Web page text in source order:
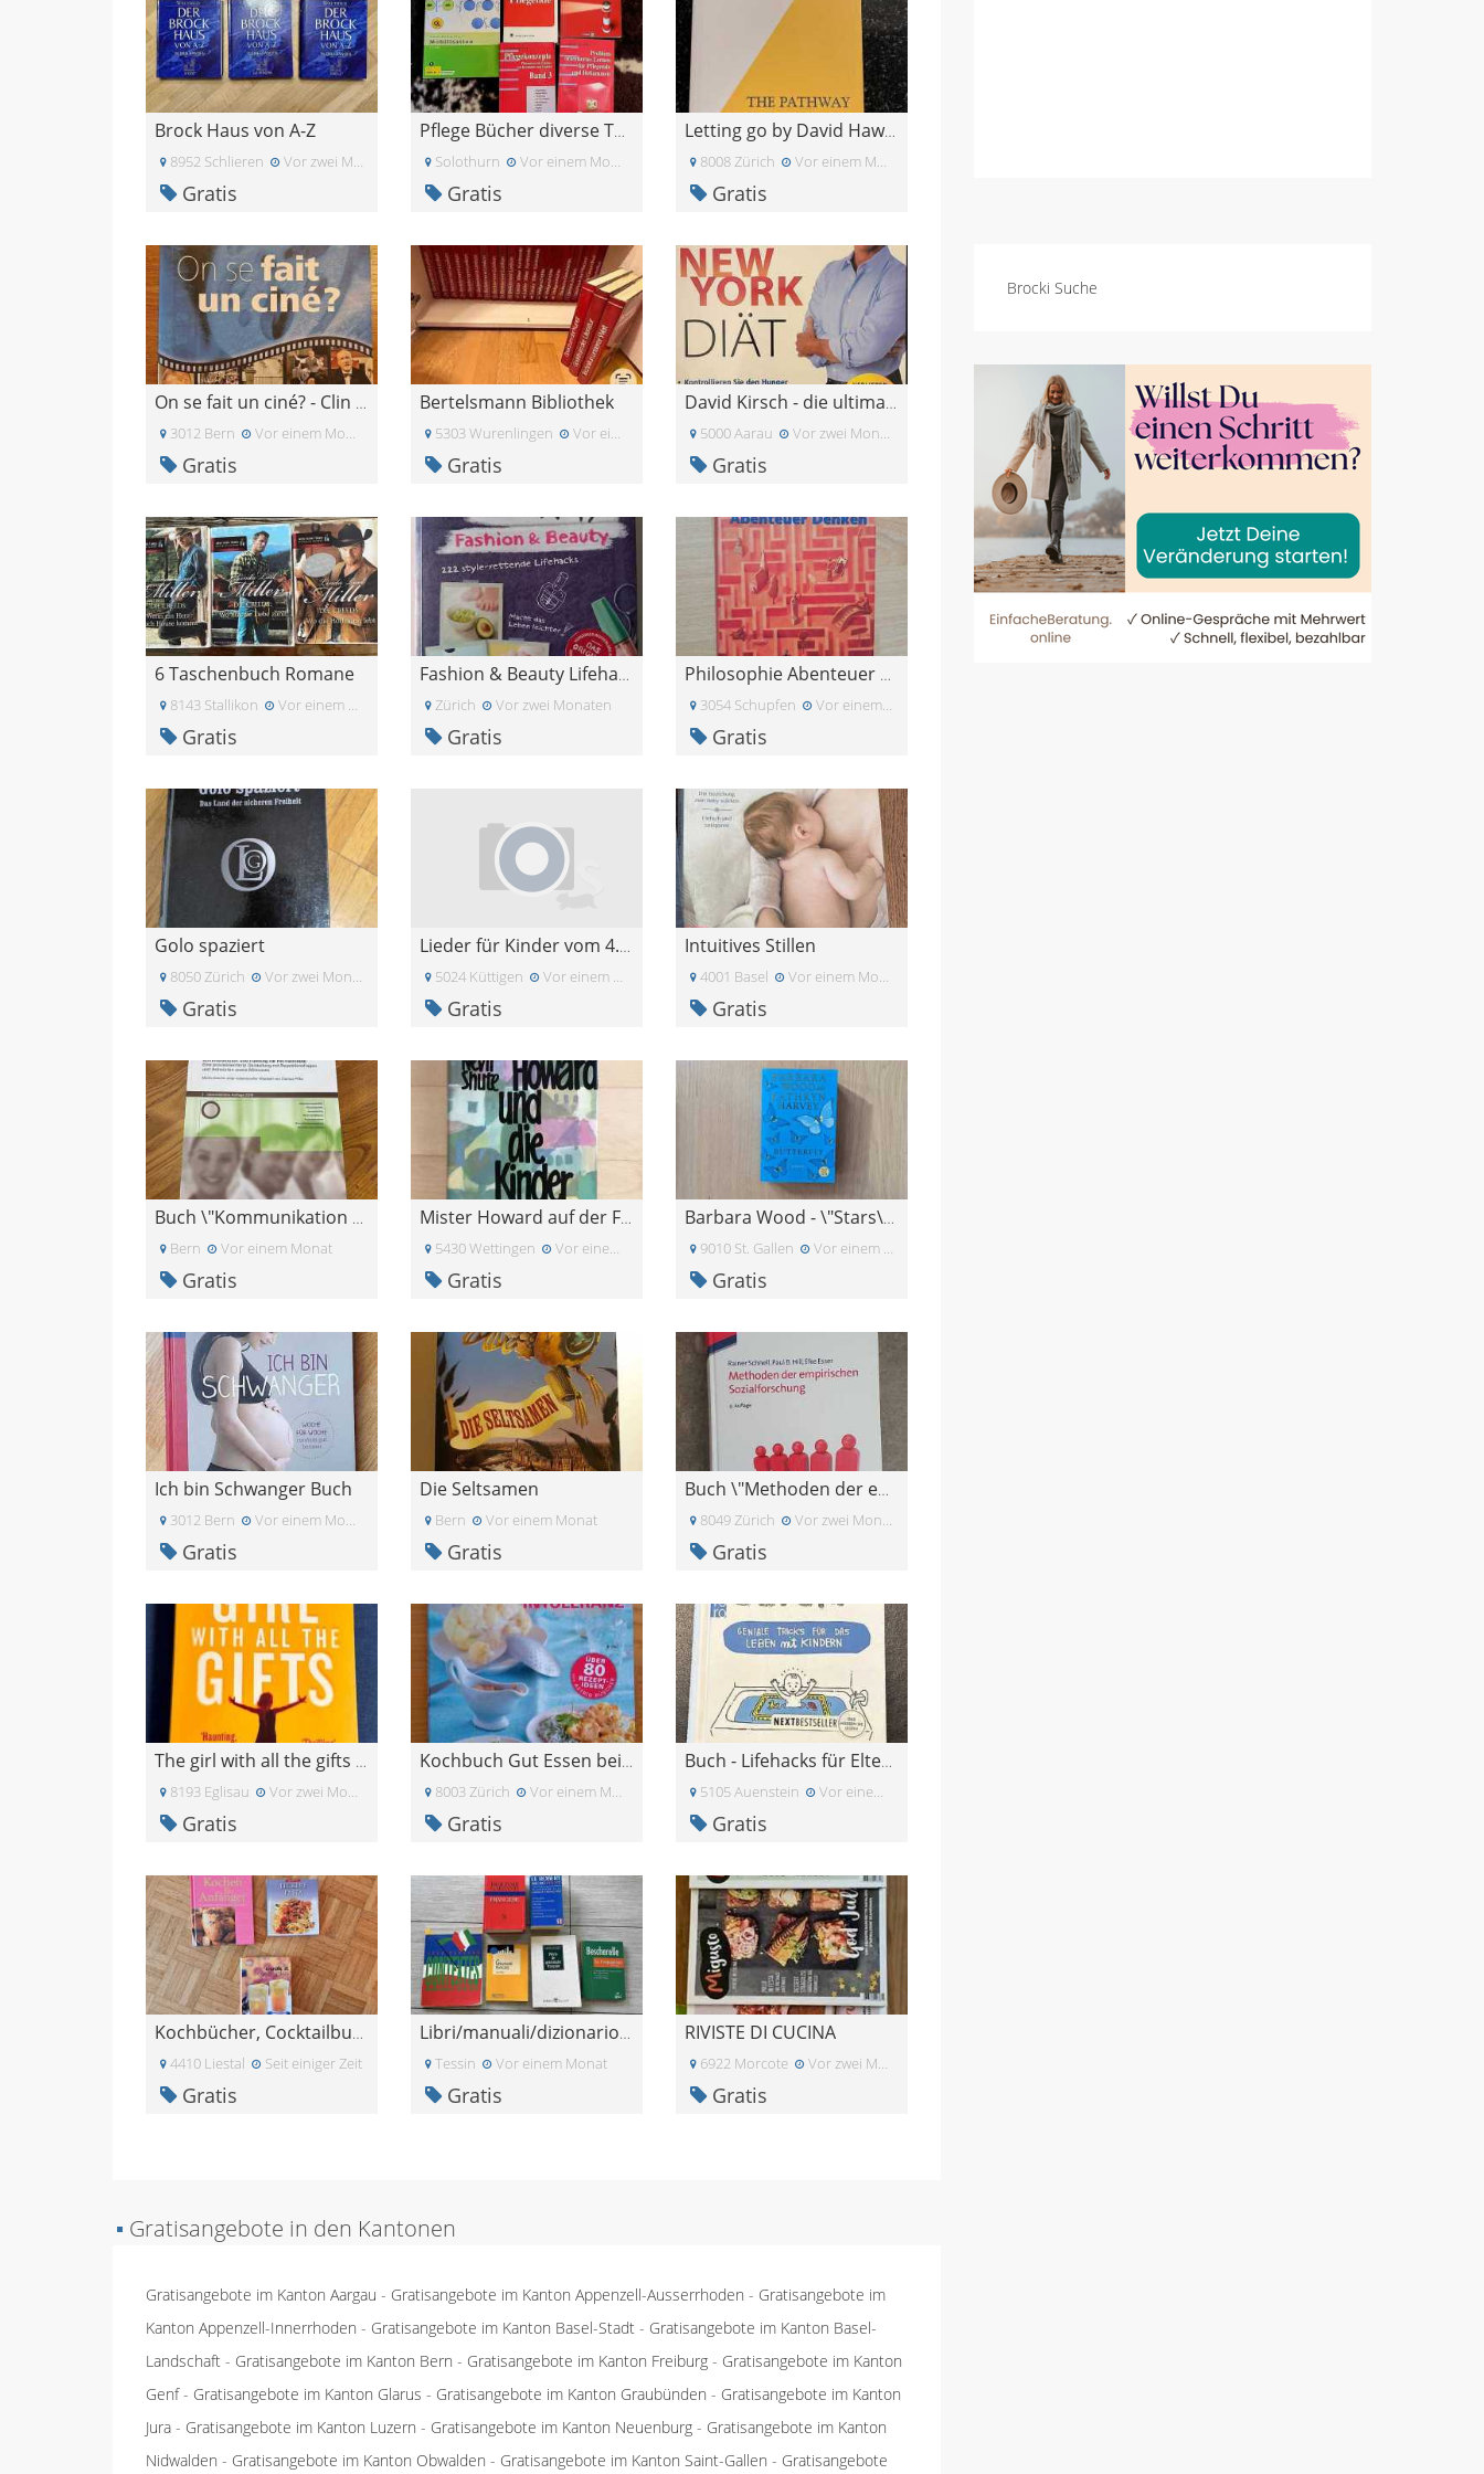
Brocki Suche
Brock Haus von A-Z
8952 Schlieren Vor zwei Monaten
Gratis
Pflege Bücher diverse Themen
Solothurn Vor einem Monat
Gratis
Letting go by David Hawkins
8008 Zürich Vor einem Monat
Gratis
On se fait un ciné? - Clin d\'oeil 7,5
3012 Bern Vor einem Monat
Gratis
Bertelsmann Bibliothek
5303 Wurenlingen Vor einem Monat
Gratis
David Kirsch - die ultimative New York Diät
5000 Aarau Vor zwei Monaten
Gratis
6 Taschenbuch Romane
8143 Stallikon Vor einem Monat
Gratis
Fashion & Beauty Lifehacks
Zürich Vor zwei Monaten
Gratis
Philosophie Abenteuer Denken
3054 Schupfen Vor einem Monat
Gratis
Golo spaziert
8050 Zürich Vor zwei Monaten
Gratis
Lieder für Kinder vom 4. bis 8. Schuljahr, 96 Seit
5024 Küttigen Vor einem Monat
Gratis
Intuitives Stillen
4001 Basel Vor einem Monat
Gratis
Buch \"Kommunikation und Führung für HR-Fachleute\
Bern Vor einem Monat
Gratis
Mister Howard auf der Flucht
5430 Wettingen Vor einem Monat
Gratis
Barbara Wood - \"Stars\" und \"Butterfly\"
9010 St. Gallen Vor einem Monat
Gratis
Ich bin Schwanger Buch
3012 Bern Vor einem Monat
Gratis
Die Seltsamen
Bern Vor einem Monat
Gratis
Buch \"Methoden der empirischen Sozialforschung\"
8049 Zürich Vor zwei Monaten
Gratis
The girl with all the gifts (English)
8193 Eglisau Vor zwei Monaten
Gratis
Kochbuch Gut Essen bei Laktose-Intoleranz
8003 Zürich Vor einem Monat
Gratis
Buch - Lifehacks für Eltern
5105 Auenstein Vor einem Monat
Gratis
Kochbücher, Cocktailbuch
4410 Liestal Seit einiger Zeit
Gratis
Libri/manuali/dizionario francese
Tessin Vor einem Monat
Gratis
RIVISTE DI CUCINA
6922 Morcote Vor zwei Monaten
Gratis
▪ Gratisangebote in den Kantonen
Gratisangebote im Kanton Aargau - Gratisangebote im Kanton Appenzell-Ausserrhoden - Gratisangebote im
Kanton Appenzell-Innerrhoden - Gratisangebote im Kanton Basel-Stadt - Gratisangebote im Kanton Basel-
Landschaft - Gratisangebote im Kanton Bern - Gratisangebote im Kanton Freiburg - Gratisangebote im Kanton
Genf- Gratisangebote im Kanton Glarus - Gratisangebote im Kanton Graubünden - Gratisangebote im Kanton
Jura - Gratisangebote im Kanton Luzern - Gratisangebote im Kanton Neuenburg - Gratisangebote im Kanton
Nidwalden - Gratisangebote im Kanton Obwalden - Gratisangebote im Kanton Saint-Gallen - Gratisangebote